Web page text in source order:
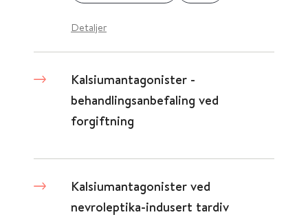
Detaljer
Kalsiumantagonister -
behandlingsanbefaling ved
forgiftning
Kalsiumantagonister ved
nevroleptika-indusert tardiv